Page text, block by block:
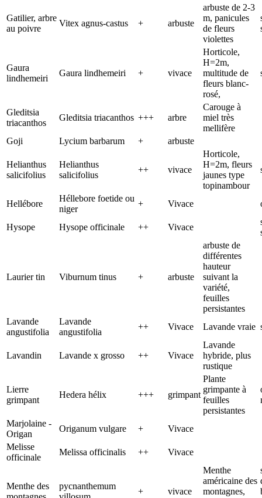
Gatilier, arbre
au poivre
Vitex agnus-castus + arbuste
arbuste de 2-3
m, panicules
de fleurs
violettes
Gaura
lindhemeiri
Gaura lindhemeiri + vivace
Horticole,
H=2m,
multitude de
fleurs blanc-
rosé,
Gleditsia
triacanthos
Gleditsia triacanthos +++ arbre
Carouge à
miel très
mellifère
Goji
Lycium barbarum + arbuste
Helianthus
salicifolius
Helianthus
salicifolius
++ vivace
Horticole,
H=2m, fleurs
jaunes type
topinambour
Hellébore
Héllebore foetide ou
niger
+ Vivace
Hysope Hysope officinale ++ Vivace
Laurier tin Viburnum tinus + arbuste
arbuste de
différentes
hauteur
suivant la
variété,
feuilles
persistantes
Lavande
angustifolia
Lavande
angustifolia
++ Vivace Lavande vraie
Lavandin Lavande x grosso ++ Vivace
Lavande
hybride, plus
rustique
Lierre
grimpant
Hedera hélix +++ grimpant
Plante
grimpante à
feuilles
persistantes
Marjolaine -
Origan
Origanum vulgare +
Vivace
Melisse
officinale
Melissa officinalis ++ Vivace
Menthe des
pycnanthemum
+ vivace
Menthe
américaine des
montagnes,